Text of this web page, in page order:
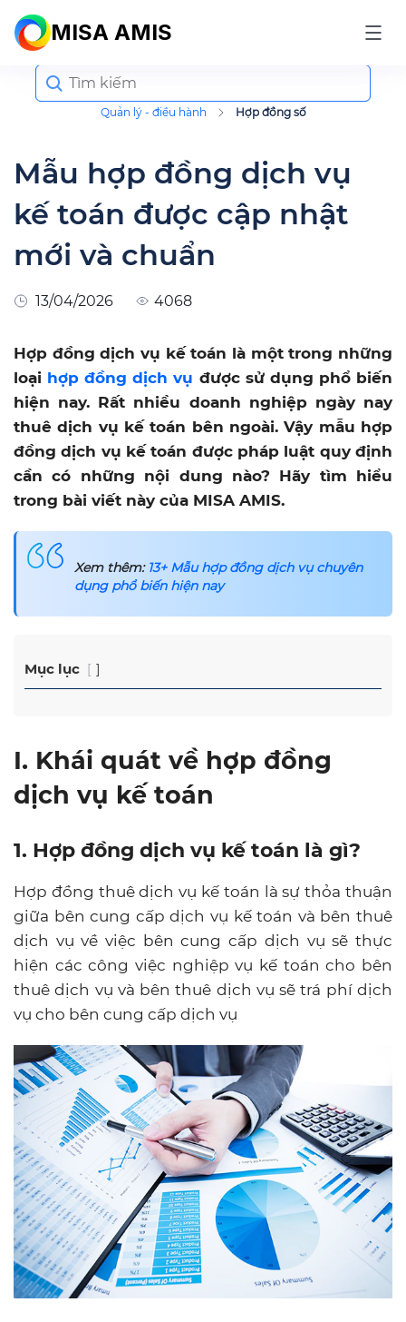
MISA AMIS
Quản lý - điều hành Hợp đồng số
Search
for:
Mẫu hợp đồng dịch vụ
kế toán được cập nhật
mới và chuẩn
13/04/2026 4068
Hợp đồng dịch vụ kế toán là một trong những
loại hợp đồng dịch vụ được sử dụng phổ biến
hiện nay. Rất nhiều doanh nghiệp ngày nay
thuê dịch vụ kế toán bên ngoài. Vậy mẫu hợp
đồng dịch vụ kế toán được pháp luật quy định
cần có những nội dung nào? Hãy tìm hiểu
trong bài viết này của MISA AMIS.
Xem thêm: 13+ Mẫu hợp đồng dịch vụ chuyên
dụng phổ biến hiện nay
Mục lục
I. Khái quát về hợp đồng
dịch vụ kế toán
1. Hợp đồng dịch vụ kế toán là gì?
Hợp đồng thuê dịch vụ kế toán là sự thỏa thuận
giữa bên cung cấp dịch vụ kế toán và bên thuê
dịch vụ về việc bên cung cấp dịch vụ sẽ thực
hiện các công việc nghiệp vụ kế toán cho bên
thuê dịch vụ và bên thuê dịch vụ sẽ trá phí dịch
vụ cho bên cung cấp dịch vụ